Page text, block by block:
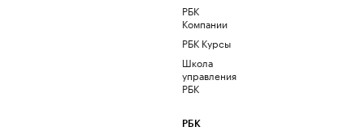
РБК
Компании
РБК Курсы
Школа
управления
РБК
РБК